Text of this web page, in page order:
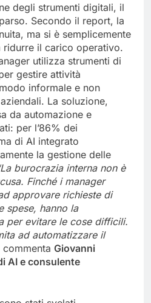
degli strumenti digitali, il
Secondo il report, la
ma si è semplicemente
ridurre il carico operativo.
utilizza strumenti di
gestire attività
informale e non
La soluzione,
da automazione e
per l’86% dei
di AI integrato
la gestione delle
burocrazia interna non è
Finché i manager
approvare richieste di
spese, hanno la
per evitare le cose difficili.
ad automatizzare il
commenta Giovanni
AI e consulente